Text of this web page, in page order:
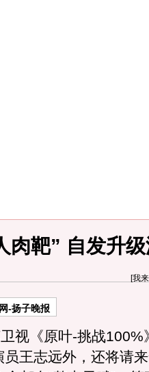
肉靶” 自发升
[我
-扬子晚报
《原叶-挑战100%
王志远外，还将请